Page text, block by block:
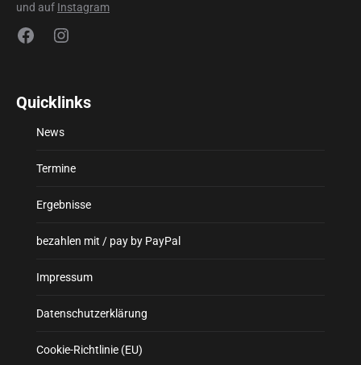
und auf Instagram
FacebookInstagram
Quicklinks
News
Termine
Ergebnisse
bezahlen mit / pay by PayPal
Impressum
Datenschutzerklärung
Cookie-Richtlinie (EU)